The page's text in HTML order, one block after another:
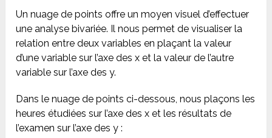
Un nuage de points offre un moyen visuel d’effectuer
une analyse bivariée. Il nous permet de visualiser la
relation entre deux variables en plaçant la valeur
d’une variable sur l’axe des x et la valeur de l’autre
variable sur l’axe des y.
Dans le nuage de points ci-dessous, nous plaçons les
heures étudiées sur l’axe des x et les résultats de
l’examen sur l’axe des y :